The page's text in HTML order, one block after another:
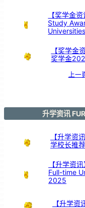
【奖学金
Study
【奖学金
奖学金
上一
升学资讯
【升学资
学校长推
【升学资
Full-time
2025
【升学